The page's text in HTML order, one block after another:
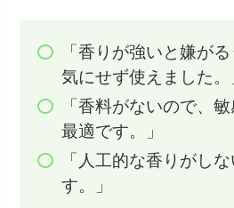
「香りが強いと嫌が
気にせず使えました。
「香料がないので、
最適です。」
「人工的な香りがし
す。」